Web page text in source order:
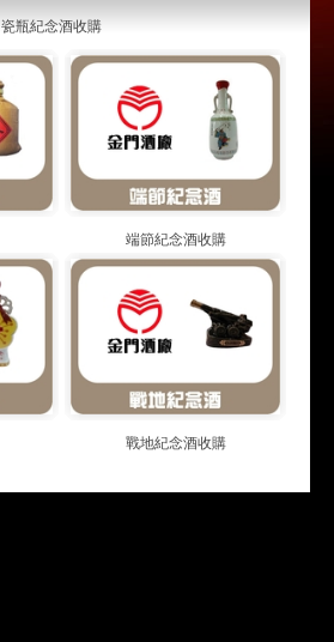
瓷瓶紀念酒收購
端節紀念酒收購
戰地紀念酒收購